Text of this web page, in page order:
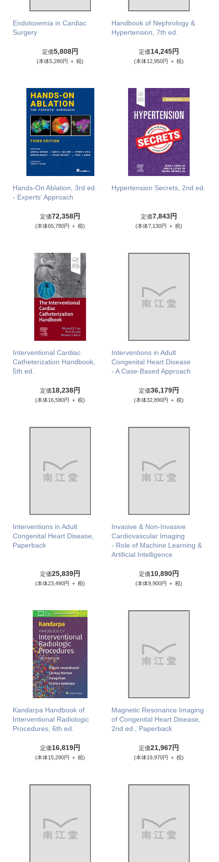
Endotoxemia in Cardiac
Surgery
定価5,808円
(本体5,280円 ＋ 税)
Handbook of Nephrology &
Hypertension, 7th ed.
定価14,245円
(本体12,950円 ＋ 税)
Hands-On Ablation, 3rd ed.
- Experts' Approach
定価72,358円
(本体65,780円 ＋ 税)
Hypertension Secrets, 2nd ed.
定価7,843円
(本体7,130円 ＋ 税)
Interventional Cardiac
Catheterization Handbook,
5th ed.
定価18,238円
(本体16,580円 ＋ 税)
Interventions in Adult
Congenital Heart Disease
- A Case-Based Approach
定価36,179円
(本体32,890円 ＋ 税)
Interventions in Adult
Congenital Heart Disease,
Paperback
定価25,839円
(本体23,490円 ＋ 税)
Invasive & Non-Invasive
Cardiovascular Imaging
- Role of Machine Learning &
Artificial Intelligence
定価10,890円
(本体9,900円 ＋ 税)
Kandarpa Handbook of
Interventional Radiologic
Procedures, 6th ed.
定価16,819円
(本体15,290円 ＋ 税)
Magnetic Resonance Imaging
of Congenital Heart Disease,
2nd ed., Paperback
定価21,967円
(本体19,970円 ＋ 税)